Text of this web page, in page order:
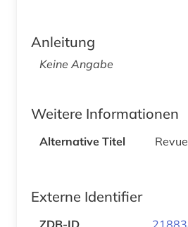
Anleitung
Keine Angabe
Weitere Informationen
Alternative Titel
Externe Identifier
ZDB-ID